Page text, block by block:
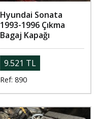
Hyundai Sonata
1993-1996 Çıkma
Bagaj Kapağı
9.521 TL
Ref: 890